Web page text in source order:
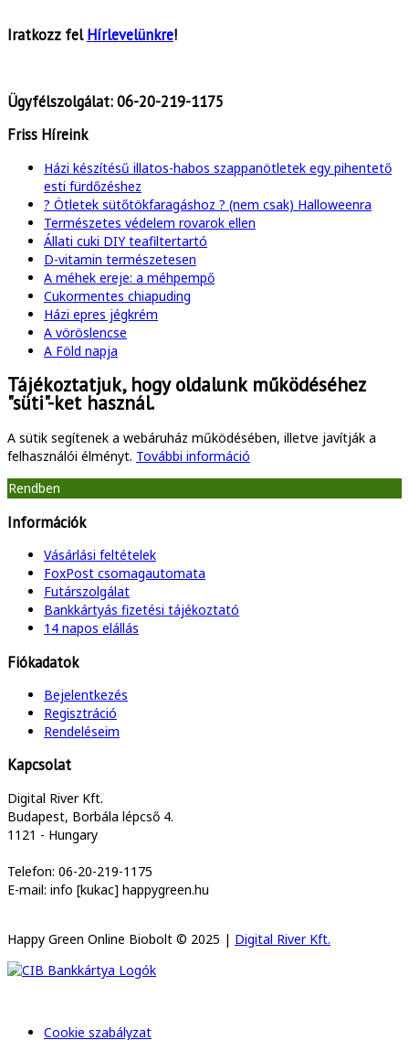
Iratkozz felHírlevelünkre!
Ügyfélszolgálat:06-20-219-1175
Friss Híreink
Házi készítésű illatos-habos szappanötletek egy pihentető
esti fürdőzéshez
? Ötletek sütőtökfaragáshoz ? (nem csak) Halloweenra
Természetes védelem rovarok ellen
Állati cuki DIY teafiltertartó
D-vitamin természetesen
A méhek ereje: a méhpempő
Cukormentes chiapuding
Házi epres jégkrém
A vöröslencse
A Föld napja
Tájékoztatjuk, hogy oldalunk működéséhez
"süti"-ket használ.
A sütik segítenek a webáruház működésében, illetve javítják a
felhasználói élményt. További információ
Rendben
Információk
Vásárlási feltételek
FoxPost csomagautomata
Futárszolgálat
Bankkártyás fizetési tájékoztató
14 napos elállás
Fiókadatok
Bejelentkezés
Regisztráció
Rendeléseim
Kapcsolat
Digital River Kft.
Budapest, Borbála lépcső 4.
1121 - Hungary
Telefon: 06-20-219-1175
E-mail: info [kukac] happygreen.hu
Happy Green Online Biobolt © 2025 | Digital River Kft.
Cookie szabályzat